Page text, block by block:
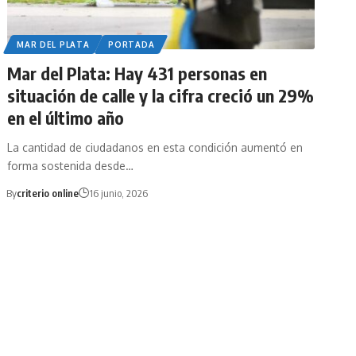
MAR DEL PLATA PORTADA
Mar del Plata: Hay 431 personas en
situación de calle y la cifra creció un 29%
en el último año
La cantidad de ciudadanos en esta condición aumentó en
forma sostenida desde…
Bycriterio online 16 junio, 2026